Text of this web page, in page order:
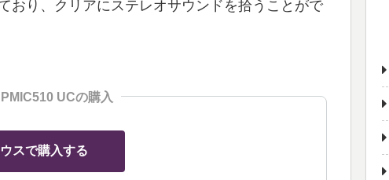
おり、クリアにステレオサウンドを拾うことがで
UCの購入
スで購入する